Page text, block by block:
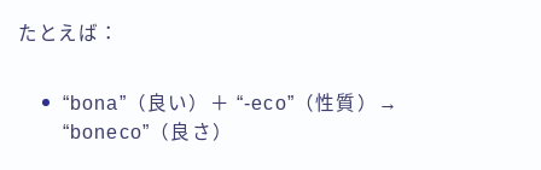
たとえば：
“bona”（良い）＋ “-eco”（性質）→
“boneco”（良さ）